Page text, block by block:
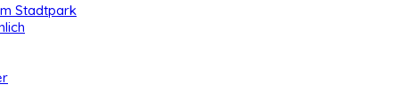
Stadtpark